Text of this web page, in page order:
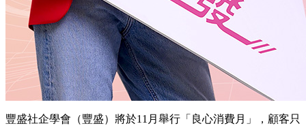
豐盛社企學會（豐盛）將於11月舉行「良心消費月」，顧客只